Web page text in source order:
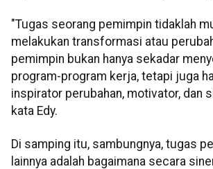
"Tugas seorang pemimpin tidaklah
melakukan transformasi atau
pemimpin bukan hanya sekadar
program-program kerja, tetapi juga
inspirator perubahan, motivator, dan
kata Edy.
Di samping itu, sambungnya, tugas
lainnya adalah bagaimana secara